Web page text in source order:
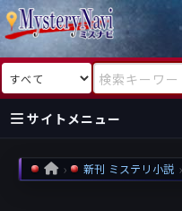
検索対象 検索キーワード
サイトメニュー
国内
作家
海外
作家
HOME 新刊 ミステリ小説